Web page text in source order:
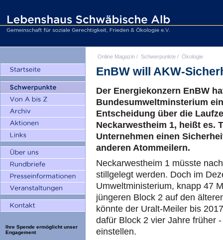
Ihre Spende ermöglicht unser
Engagement
Online Magazin / Schwerpunkte / Ökologie
EnBW will AKW-
Der Energiekonzern EnBW
Bundesumweltminsterium
Entscheidung über die
Neckarwestheim 1, heißt es.
Unternehmen einen
anderen Atommeilern.
Neckarwestheim 1 müsste
stillgelegt werden. Doch im
Umweltministerium, knapp 47
jüngeren Block 2 auf den
könnte der Uralt-Meiler bis
dafür Block 2 vier Jahre früher
einstellen.